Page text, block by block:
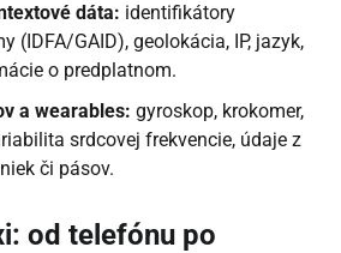
dáta: identifikátory
(IDFA/GAID), geolokácia, IP, jazyk,
o predplatnom.
a wearables: gyroskop, krokomer,
srdcovej frekvencie, údaje z
či pásov.
od telefónu po